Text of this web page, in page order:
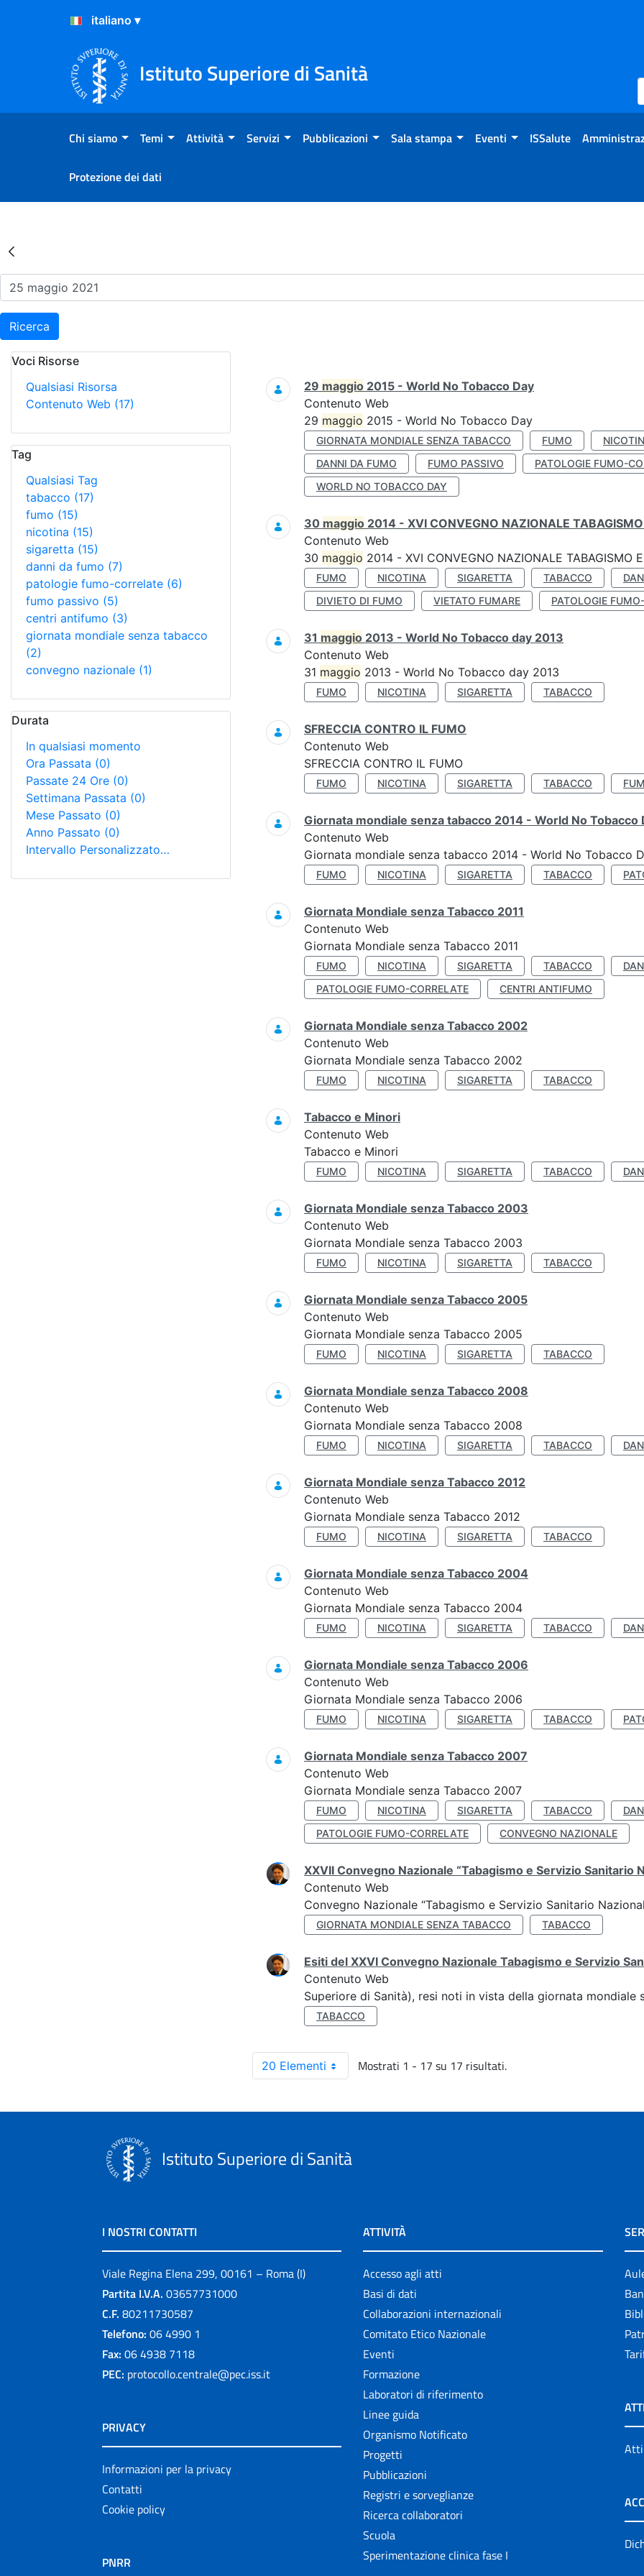
Salta al Contenuto
Salta al Footer
Istituto Superiore di Sanità
Chi siamo Temi Attività Servizi Pubblicazioni Sala stampa Eventi ISSalute
Protezione dei dati
Risultati della Ricerca - Eventi
Ricerca
Voci Risorse
Qualsiasi Risorsa
Contenuto Web (17)
Tag
Qualsiasi Tag
tabacco (17)
fumo (15)
nicotina (15)
sigaretta (15)
danni da fumo (7)
patologie fumo-correlate (6)
fumo passivo (5)
centri antifumo (3)
giornata mondiale senza tabacco
(2)
convegno nazionale (1)
Durata
In qualsiasi momento
Ora Passata (0)
Passate 24 Ore (0)
Settimana Passata (0)
Mese Passato (0)
Anno Passato (0)
Intervallo Personalizzato…
Ricerca
29 maggio 2015 - World No Tobacco Day
Contenuto Web
29 maggio 2015 - World No Tobacco Day
GIORNATA MONDIALE SENZA TABACCO FUMO
DANNI DA FUMO
FUMO PASSIVO PATOLOGIE FUMO-
WORLD NO TOBACCO DAY
30 maggio 2014 - XVI CONVEGNO NAZIONALE
Contenuto Web
30 maggio 2014 - XVI CONVEGNO NAZIONALE TABAGISMO
FUMO NICOTINA SIGARETTA TABACCO
DIVIETO DI FUMO
VIETATO FUMARE PATOLOGIE
31 maggio 2013 - World No Tobacco day 2013
Contenuto Web
31 maggio 2013 - World No Tobacco day 2013
FUMO NICOTINA SIGARETTA TABACCO
SFRECCIA CONTRO IL FUMO
Contenuto Web
SFRECCIA CONTRO IL FUMO
FUMO NICOTINA SIGARETTA TABACCO
Giornata mondiale senza tabacco 2014 - World No Tobacco
Contenuto Web
Giornata mondiale senza tabacco 2014 - World No Tobacco
FUMO NICOTINA SIGARETTA TABACCO
Giornata Mondiale senza Tabacco 2011
Contenuto Web
Giornata Mondiale senza Tabacco 2011
FUMO NICOTINA SIGARETTA TABACCO
PATOLOGIE FUMO-CORRELATE
CENTRI ANTIFUMO
Giornata Mondiale senza Tabacco 2002
Contenuto Web
Giornata Mondiale senza Tabacco 2002
FUMO NICOTINA SIGARETTA TABACCO
Tabacco e Minori
Contenuto Web
Tabacco e Minori
FUMO NICOTINA SIGARETTA TABACCO
Giornata Mondiale senza Tabacco 2003
Contenuto Web
Giornata Mondiale senza Tabacco 2003
FUMO NICOTINA SIGARETTA TABACCO
Giornata Mondiale senza Tabacco 2005
Contenuto Web
Giornata Mondiale senza Tabacco 2005
FUMO NICOTINA SIGARETTA TABACCO
Giornata Mondiale senza Tabacco 2008
Contenuto Web
Giornata Mondiale senza Tabacco 2008
FUMO NICOTINA SIGARETTA TABACCO
Giornata Mondiale senza Tabacco 2012
Contenuto Web
Giornata Mondiale senza Tabacco 2012
FUMO NICOTINA SIGARETTA TABACCO
Giornata Mondiale senza Tabacco 2004
Contenuto Web
Giornata Mondiale senza Tabacco 2004
FUMO NICOTINA SIGARETTA TABACCO
Giornata Mondiale senza Tabacco 2006
Contenuto Web
Giornata Mondiale senza Tabacco 2006
FUMO NICOTINA SIGARETTA TABACCO
Giornata Mondiale senza Tabacco 2007
Contenuto Web
Giornata Mondiale senza Tabacco 2007
FUMO NICOTINA SIGARETTA TABACCO
PATOLOGIE FUMO-CORRELATE
CONVEGNO NAZIONALE
XXVII Convegno Nazionale “Tabagismo e Servizio Sanitario
Contenuto Web
Convegno Nazionale “Tabagismo e Servizio Sanitario
GIORNATA MONDIALE SENZA TABACCO TABACCO
Esiti del XXVI Convegno Nazionale Tabagismo e Servizio
Contenuto Web
Superiore di Sanità), resi noti in vista della giornata mondiale
TABACCO
20 Elementi Mostrati 1 - 17 su 17 risultati.
Istituto Superiore di Sanità
I NOSTRI CONTATTI
Viale Regina Elena 299, 00161 – Roma (I)
Partita I.V.A. 03657731000
C.F. 80211730587
Telefono: 06 4990 1
Fax: 06 4938 7118
PEC: protocollo.centrale@pec.iss.it
PRIVACY
Informazioni per la privacy
Contatti
Cookie policy
PNRR
ATTIVITÀ
Accesso agli atti
Basi di dati
Collaborazioni internazionali
Comitato Etico Nazionale
Eventi
Formazione
Laboratori di riferimento
Linee guida
Organismo Notificato
Progetti
Pubblicazioni
Registri e sorveglianze
Ricerca collaboratori
Scuola
Sperimentazione clinica fase I
Atti